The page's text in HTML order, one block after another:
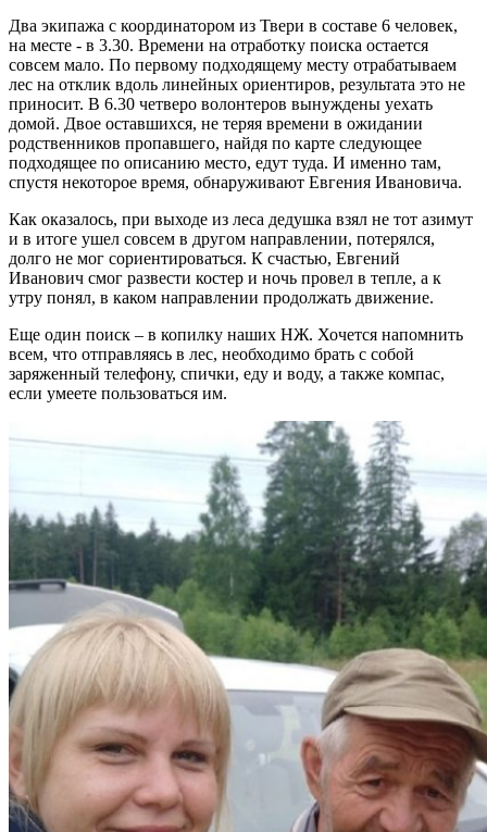
Два экипажа с координатором из Твери в составе 6 человек,
на месте - в 3.30. Времени на отработку поиска остается
совсем мало. По первому подходящему месту отрабатываем
лес на отклик вдоль линейных ориентиров, результата это не
приносит. В 6.30 четверо волонтеров вынуждены уехать
домой. Двое оставшихся, не теряя времени в ожидании
родственников пропавшего, найдя по карте следующее
подходящее по описанию место, едут туда. И именно там,
спустя некоторое время, обнаруживают Евгения Ивановича.
Как оказалось, при выходе из леса дедушка взял не тот азимут
и в итоге ушел совсем в другом направлении, потерялся,
долго не мог сориентироваться. К счастью, Евгений
Иванович смог развести костер и ночь провел в тепле, а к
утру понял, в каком направлении продолжать движение.
Еще один поиск – в копилку наших НЖ. Хочется напомнить
всем, что отправляясь в лес, необходимо брать с собой
заряженный телефону, спички, еду и воду, а также компас,
если умеете пользоваться им.